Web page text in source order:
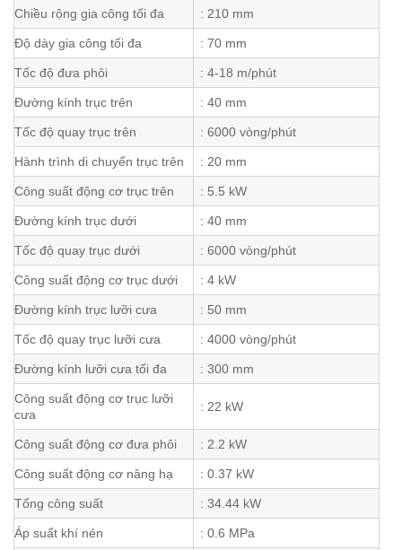
Chiều rộng gia công tối đa : 210 mm
Độ dày gia công tối đa : 70 mm
Tốc độ đưa phôi : 4-18 m/phút
Đường kính trục trên : 40 mm
Tốc độ quay trục trên : 6000 vòng/phút
Hành trình di chuyển trục trên : 20 mm
Công suất động cơ trục trên : 5.5 kW
Đường kính trục dưới : 40 mm
Tốc độ quay trục dưới : 6000 vòng/phút
Công suất động cơ trục dưới : 4 kW
Đường kính trục lưỡi cưa : 50 mm
Tốc độ quay trục lưỡi cưa : 4000 vòng/phút
Đường kính lưỡi cưa tối đa : 300 mm
Công suất động cơ trục lưỡi
cưa
: 22 kW
Công suất động cơ đưa phôi : 2.2 kW
Công suất động cơ nâng hạ : 0.37 kW
Tổng công suất : 34.44 kW
Áp suất khí nén : 0.6 MPa